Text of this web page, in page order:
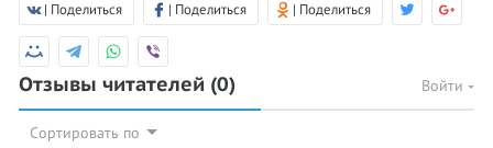
| Поделиться | Поделиться | Поделиться
Отзывы читателей (0) Войти
Сортировать по